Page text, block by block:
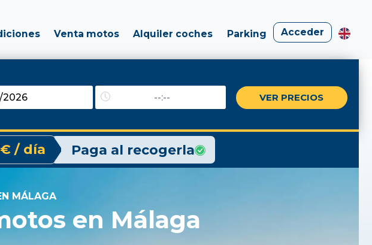
Venta motos Alquiler coches Parking Acceder
/ día Paga al recogerla
MÁLAGA
en Málaga